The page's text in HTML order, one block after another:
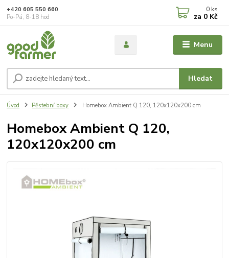
Menu
Hledat
+420 605 550 660
Po-Pá, 8-18 hod
0 ks
za 0 Kč
Úvod Pěstební boxy Homebox Ambient Q 120, 120x120x200 cm
Homebox Ambient Q 120,
120x120x200 cm